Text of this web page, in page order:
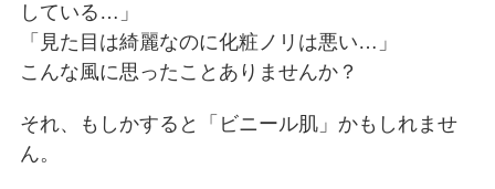
している…」
「見た目は綺麗なのに化粧ノリは悪い…」
こんな風に思ったことありませんか？
それ、もしかすると「ビニール肌」かもしれませ
ん。